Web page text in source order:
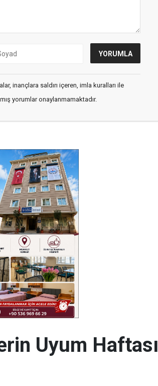
inançlara saldırı içeren, imla kuralları ile
yorumlar onaylanmamaktadır.
Uyum Haftası